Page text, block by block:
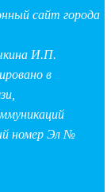
сайт города
И.П.
в
номер Эл №